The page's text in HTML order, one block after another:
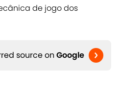
de jogo dos
source on Google